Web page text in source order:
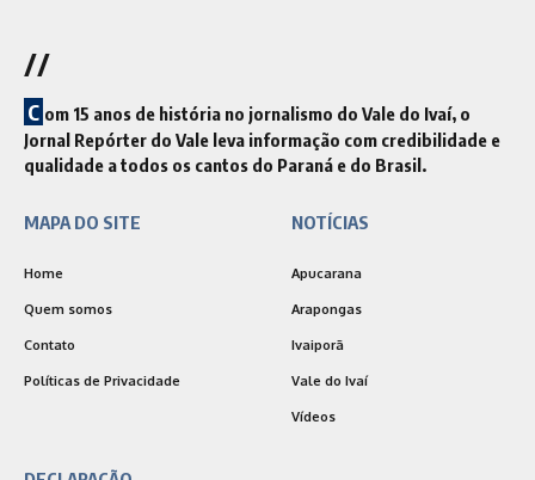
//
C om 15 anos de história no jornalismo do Vale do Ivaí, o
Jornal Repórter do Vale leva informação com credibilidade e
qualidade a todos os cantos do Paraná e do Brasil.
MAPA DO SITE
Home
Quem somos
Contato
Políticas de Privacidade
NOTÍCIAS
Apucarana
Arapongas
Ivaiporã
Vale do Ivaí
Vídeos